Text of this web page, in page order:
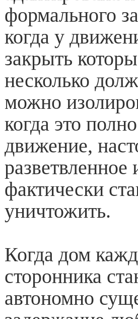
формального
когда у
закрыть
несколько
можно
когда это
движение,
разветвленное
фактически
уничтожить.
Когда дом
сторонника
автономно